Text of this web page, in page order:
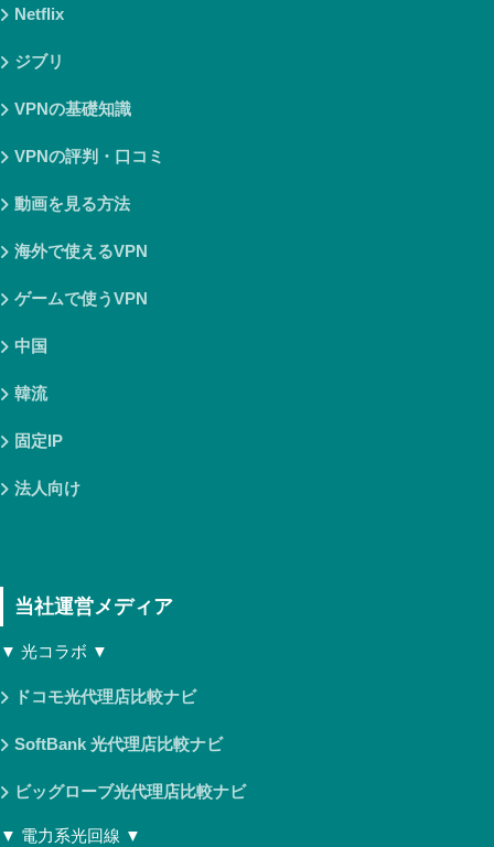
Netflix
ジブリ
VPNの基礎知識
VPNの評判・口コミ
動画を見る方法
海外で使えるVPN
ゲームで使うVPN
中国
韓流
固定IP
法人向け
当社運営メディア
▼ 光コラボ ▼
ドコモ光代理店比較ナビ
SoftBank 光代理店比較ナビ
ビッグローブ光代理店比較ナビ
▼ 電力系光回線 ▼